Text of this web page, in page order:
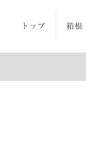
トップ 箱根